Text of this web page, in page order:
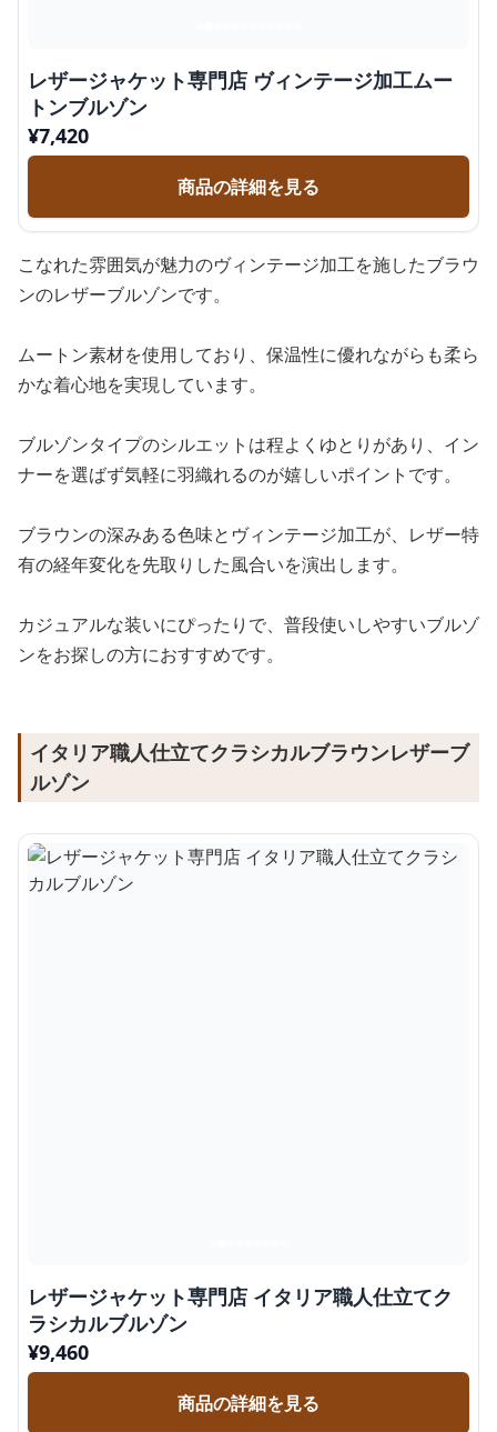
レザージャケット専門店 ヴィンテージ加工ムー
トンブルゾン
¥7,420
商品の詳細を見る
こなれた雰囲気が魅力のヴィンテージ加工を施したブラウ
ンのレザーブルゾンです。
ムートン素材を使用しており、保温性に優れながらも柔ら
かな着心地を実現しています。
ブルゾンタイプのシルエットは程よくゆとりがあり、イン
ナーを選ばず気軽に羽織れるのが嬉しいポイントです。
ブラウンの深みある色味とヴィンテージ加工が、レザー特
有の経年変化を先取りした風合いを演出します。
カジュアルな装いにぴったりで、普段使いしやすいブルゾ
ンをお探しの方におすすめです。
イタリア職人仕立てクラシカルブラウンレザーブ
ルゾン
レザージャケット専門店 イタリア職人仕立てク
ラシカルブルゾン
¥9,460
商品の詳細を見る